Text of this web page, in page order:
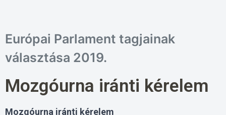
Európai Parlament tagjainak
választása 2019.
Mozgóurna iránti kérelem
Mozgóurna iránti kérelem